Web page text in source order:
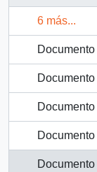
6 más...
Documento
Documento
Documento
Documento
Documento